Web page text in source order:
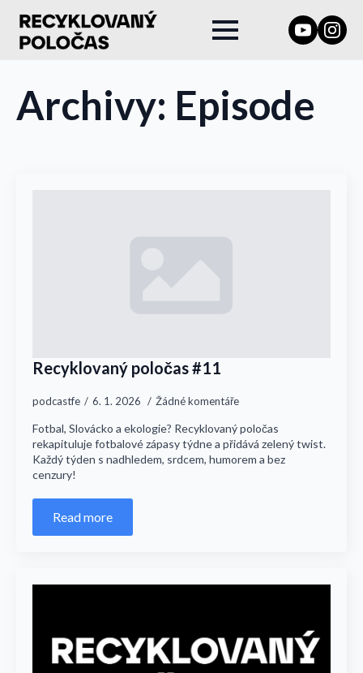
Archivy: Episode
Recyklovaný poločas #11
podcastfe 6. 1. 2026 Žádné komentáře
Fotbal, Slovácko a ekologie? Recyklovaný poločas
rekapituluje fotbalové zápasy týdne a přidává zelený twist.
Každý týden s nadhledem, srdcem, humorem a bez
cenzury!
Read more